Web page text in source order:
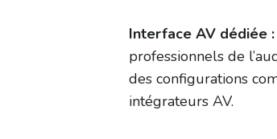
Interface AV dédiée :
professionnels de
des configurations
intégrateurs AV.